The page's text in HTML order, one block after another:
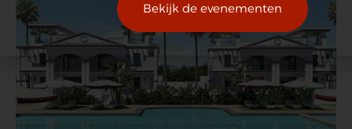
Bekijk de evenementen